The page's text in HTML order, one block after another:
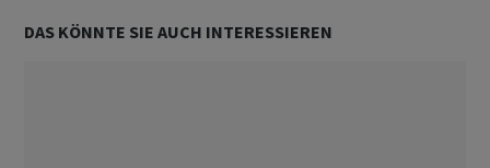
DAS KÖNNTE SIE AUCH INTERESSIEREN